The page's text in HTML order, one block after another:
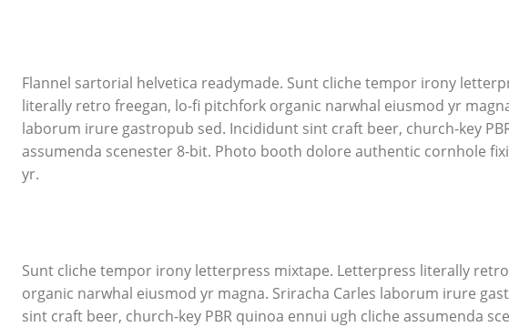
Flannel sartorial helvetica readymade. Sunt cliche tempor irony
literally retro freegan, lo-fi pitchfork organic narwhal eiusmod yr
laborum irure gastropub sed. Incididunt sint craft beer, church-key
assumenda scenester 8-bit. Photo booth dolore authentic cornhole
yr.
Sunt cliche tempor irony letterpress mixtape. Letterpress literally
organic narwhal eiusmod yr magna. Sriracha Carles laborum irure
sint craft beer, church-key PBR quinoa ennui ugh cliche assumenda